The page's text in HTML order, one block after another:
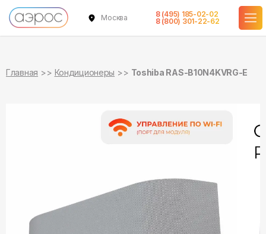
Москва
8 (495) 185-02-02
8 (800) 301-22-62
Главная Кондиционеры Toshiba RAS-B10N4KVRG-E
в наличии
в наличии